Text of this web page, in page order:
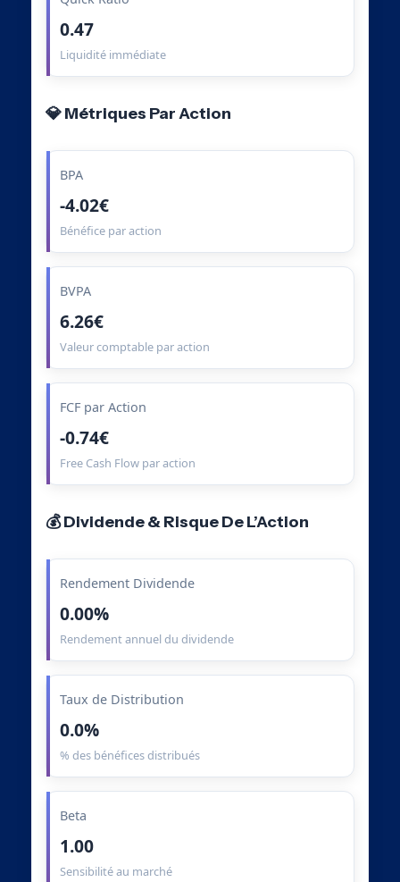
0.47
Liquidité immédiate
💎 Métriques Par Action
BPA
-4.02€
Bénéfice par action
BVPA
6.26€
Valeur comptable par action
FCF par Action
-0.74€
Free Cash Flow par action
💰 Dividende & Risque De L’Action
Rendement Dividende
0.00%
Rendement annuel du dividende
Taux de Distribution
0.0%
% des bénéfices distribués
Beta
1.00
Sensibilité au marché